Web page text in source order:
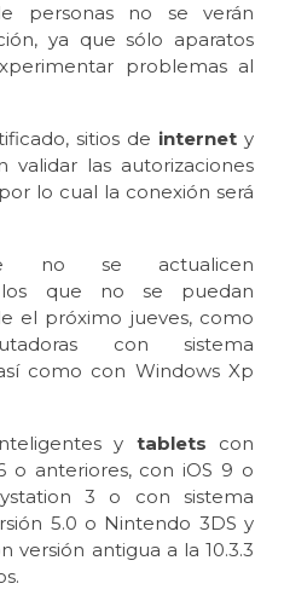
personas no se verán
ya que sólo aparatos
problemas al
sitios de internet y
validar las autorizaciones
lo cual la conexión será
no se actualicen
los que no se puedan
el próximo jueves, como
con sistema
como con Windows Xp
y tablets con
o anteriores, con iOS 9 o
3 o con sistema
5.0 o Nintendo 3DS y
versión antigua a la 10.3.3